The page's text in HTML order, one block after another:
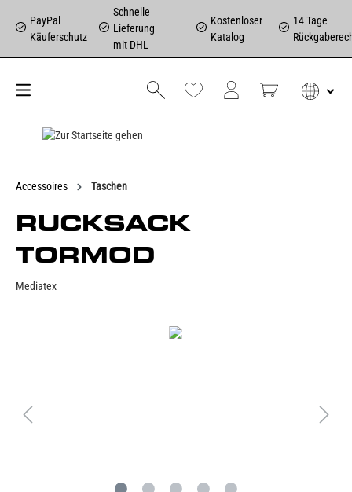
PayPal
Käuferschutz
Schnelle
Lieferung
mit DHL
Kostenloser
Katalog
14 Tage
Accessoires Taschen
RUCKSACK
TORMOD
Mediatex